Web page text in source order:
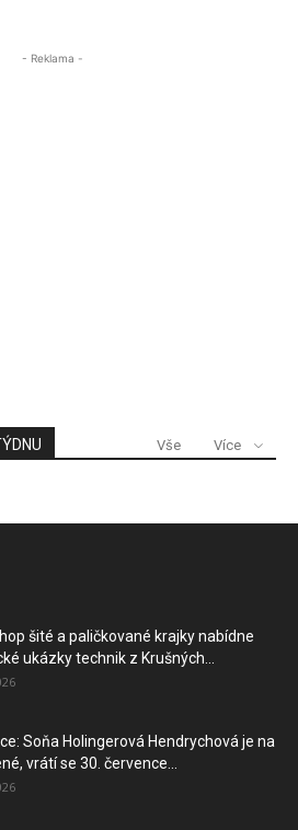
- Reklama -
Vše Více
šité a paličkované krajky nabídne
ukázky technik z Krušných...
Soňa Holingerová Hendrychová je na
vrátí se 30. července...